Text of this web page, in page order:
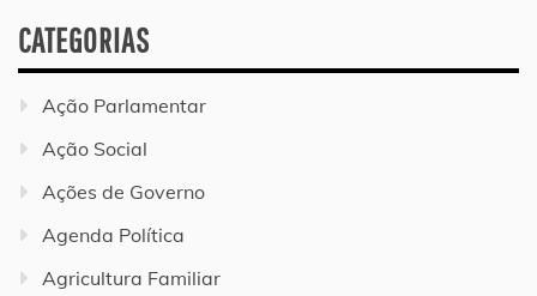
CATEGORIAS
Ação Parlamentar
Ação Social
Ações de Governo
Agenda Política
Agricultura Familiar